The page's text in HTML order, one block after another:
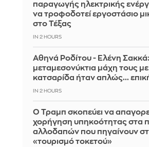
παραγωγής ηλεκτρικής
να τροφοδοτεί εργοστάσιο
στο Τέξας
IN 2 HOURS
Αθηνά Ροδίτου - Ελένη
μεταμεσονύκτια μάχη τους με
κατσαρίδα ήταν απλώς...
IN 2 HOURS
Ο Τραμπ σκοπεύει να
χορήγηση υπηκοότητας στα
αλλοδαπών που πηγαίνουν
«τουρισμό τοκετού»